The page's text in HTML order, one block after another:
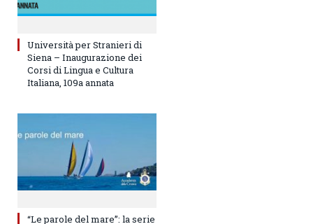
Università per Stranieri di
Siena – Inaugurazione dei
Corsi di Lingua e Cultura
Italiana, 109a annata
“Le parole del mare”: la serie